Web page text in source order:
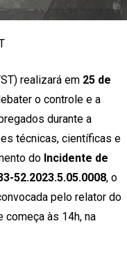
realizará em 25 de
o controle e a
durante a
técnicas, científicas e
do Incidente de
52.2023.5.05.0008, o
pelo relator do
começa às 14h, na